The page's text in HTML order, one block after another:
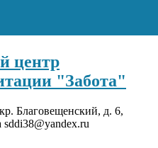
центр
"Забота"
Благовещенский, д. 6,